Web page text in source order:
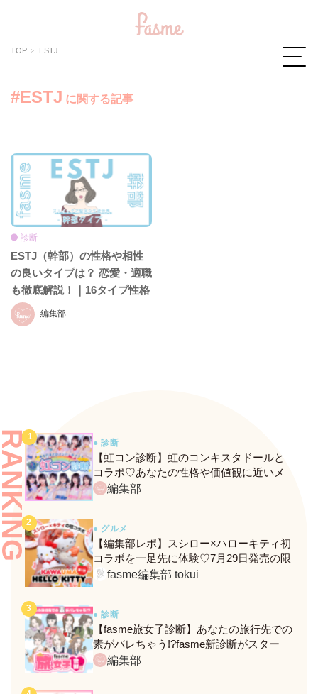
TOP ESTJ
#ESTJ に関する記事
編集部
診断
ESTJ（幹部）の性格や相性
の良いタイプは？ 恋愛・適職
も徹底解説！｜16タイプ性格
診断（16パーソナリティ）
● 診断
【虹コン診断】虹のコンキスタドールと
コラボ♡あなたの性格や価値観に近いメ
ンバーがわかる、fasmeの新診断がスター
編集部
● グルメ
【編集部レポ】スシロー×ハローキティ初
コラボを一足先に体験♡7月29日発売の限
定メニュー＆グッズをレポ！
fasme編集部 tokui
● 診断
【fasme旅女子診断】あなたの旅行先での
素がバレちゃう!?fasme新診断がスター
ト！編集部